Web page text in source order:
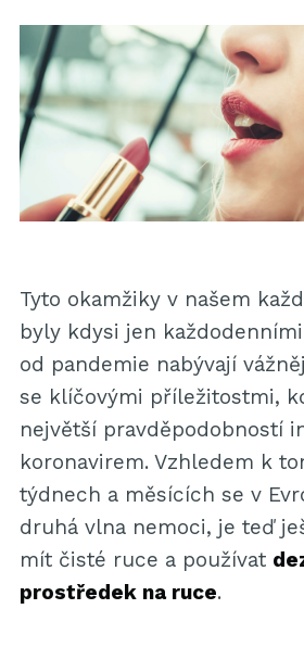
Tyto okamžiky v našem
byly kdysi jen
od pandemie nabývají
se klíčovými příležitostmi,
největší pravděpodobností
koronavirem. Vzhledem k
týdnech a měsících se v
druhá vlna nemoci, je teď
mít čisté ruce a používat
prostředek na ruce.